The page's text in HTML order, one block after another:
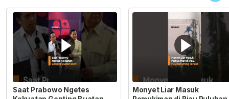
Saat Prabowo Ngetes
Monyet Liar Masuk